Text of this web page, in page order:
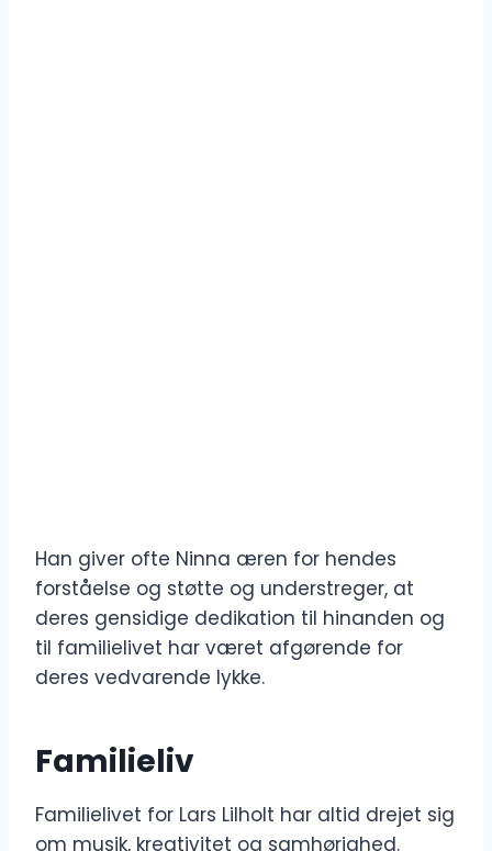
Han giver ofte Ninna æren for hendes
forståelse og støtte og understreger, at
deres gensidige dedikation til hinanden og
til familielivet har været afgørende for
deres vedvarende lykke.
Familieliv
Familielivet for Lars Lilholt har altid drejet sig
om musik, kreativitet og samhørighed.